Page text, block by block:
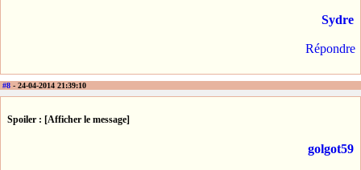
Sydre
Répondre
#8 - 24-04-2014 21:39:10
Spoiler : [Afficher le message]
golgot59